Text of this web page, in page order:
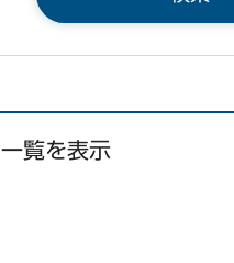
一覧を表示